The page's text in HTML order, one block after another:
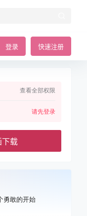
登录 快速注册
查看全部权限
请先登录
下载
勇敢的开始